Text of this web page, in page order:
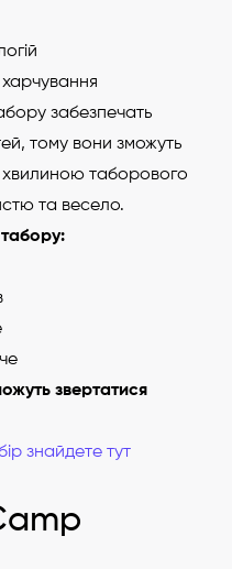
забезпечать
тому вони зможуть
таборового
та весело.
звертатися
знайдете тут